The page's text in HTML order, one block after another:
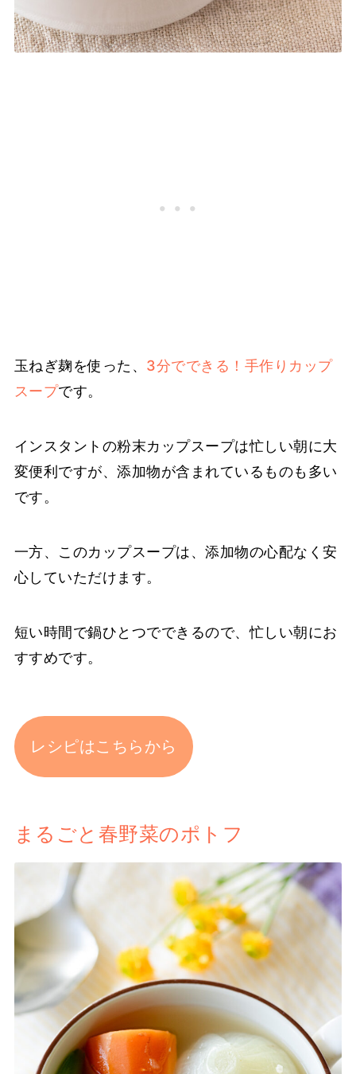
玉ねぎ麹を使った、 3分でできる！手作りカップ
スープです。
インスタントの粉末カップスープは忙しい朝に大
変便利ですが、添加物が含まれているものも多い
です。
一方、このカップスープは、添加物の心配なく安
心していただけます。
短い時間で鍋ひとつでできるので、忙しい朝にお
すすめです。
レシピはこちらから
まるごと春野菜のポトフ